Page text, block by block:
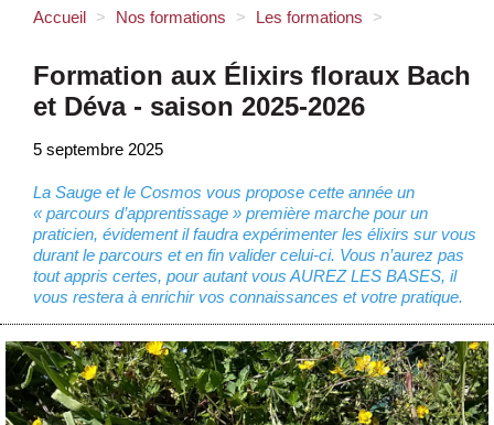
Accueil > Nos formations > Les formations >
Formation aux Élixirs floraux Bach
et Déva - saison 2025-2026
5 septembre 2025
La Sauge et le Cosmos vous propose cette année un
« parcours d’apprentissage » première marche pour un
praticien, évidement il faudra expérimenter les élixirs sur vous
durant le parcours et en fin valider celui-ci. Vous n’aurez pas
tout appris certes, pour autant vous AUREZ LES BASES, il
vous restera à enrichir vos connaissances et votre pratique.